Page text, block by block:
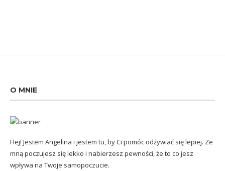
O MNIE
Hej! Jestem Angelina i jestem tu, by Ci pomóc odżywiać się lepiej. Ze
mną poczujesz się lekko i nabierzesz pewności, że to co jesz
wpływa na Twoje samopoczucie.